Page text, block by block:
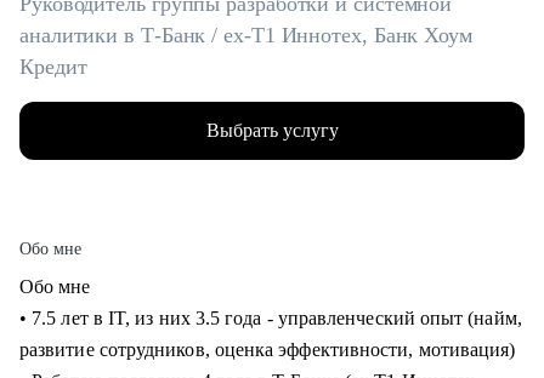
аналитики в Т-Банк / ex-T1 Иннотех, Банк Хоум
Кредит
Выбрать услугу
Обо мне
Обо мне
• 7.5 лет в IT, из них 3.5 года - управленческий опыт (найм,
развитие сотрудников, оценка эффективности, мотивация)